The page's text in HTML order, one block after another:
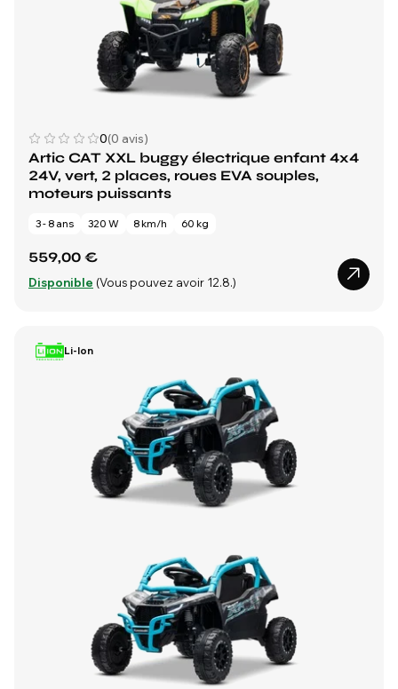
0(0 avis)
Artic CAT XXL buggy électrique enfant 4x4
24V, vert, 2 places, roues EVA souples,
moteurs puissants
3 - 8 ans 320 W 8 km/h 60 kg
559,00 €
Disponible (Vous pouvez avoir 12.8.)
Li-Ion